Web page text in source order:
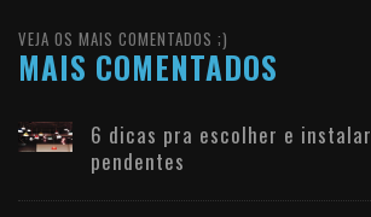
VEJA OS MAIS COMENTADOS ;)
MAIS COMENTADOS
6 dicas pra escolher e instalar
pendentes